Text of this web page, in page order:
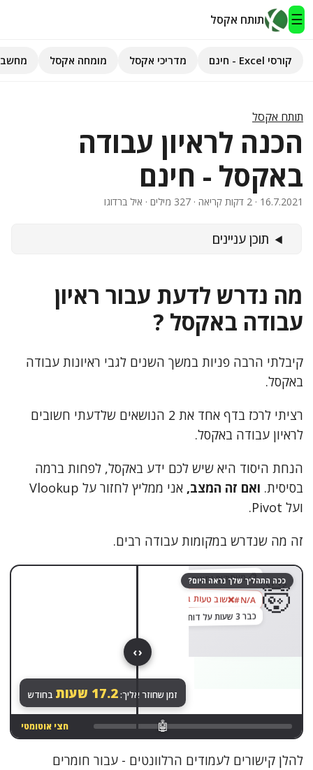
☰ תותח אקסל
מדריכי אקסל
השירותים שלנו
חיפוש
צור קשר
קורסי Excel - חינם מדריכי אקסל מומחה אקסל
תותח אקסל
הכנה לראיון עבודה
באקסל - חינם
16.7.2021 · 2 דקות קריאה · 327 מילים · איל ברדוגו
תוכן עניינים
מה נדרש לדעת עבור ראיון
עבודה באקסל ?
קיבלתי הרבה פניות במשך השנים לגבי ראיונות עבודה
באקסל.
רציתי לרכז בדף אחד את 2 הנושאים שלדעתי חשובים
לראיון עבודה באקסל.
הנחת היסוד היא שיש לכם ידע באקסל, לפחות ברמה
בסיסית. ואם זה המצב,
אני ממליץ לחזור על Vlookup
ועל Pivot.
זה מה שנדרש במקומות עבודה רבים.
ככה התהליך שלך נראה היום?
😌
בוצע ✓
🤯 📋 מעתיקים נתונים ידנית מקובץ לקובץ…
‎#N/A
❌שוב טעות בנוסחה
כבר 3 שעות על דוח אחד
זמן שחוזר אליך:19 שעות בחודש
🤖 חצי אוטומטי
‹ ›
להלן קישורים לעמודים הרלוונטים - עבור חומרים